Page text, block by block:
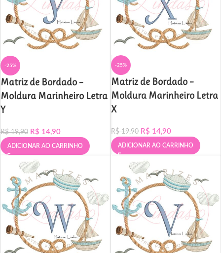
-25%
Matriz de Bordado –
Moldura Marinheiro Letra
Y
R$19,90 R$ 14,90
ADICIONAR AO CARRINHO
-25%
Matriz de Bordado –
Moldura Marinheiro Letra
X
R$19,90 R$ 14,90
ADICIONAR AO CARRINHO